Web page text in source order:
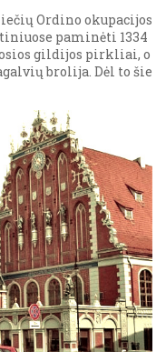
Ordino okupacijos
paminėti 1334
gildijos pirkliai, o
brolija. Dėl to šie